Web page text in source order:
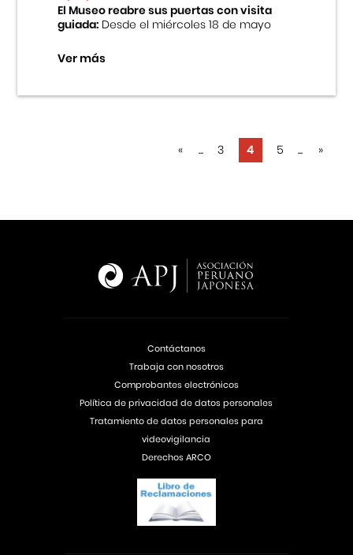
El Museo reabre sus puertas con visita
guiada:Desde el miércoles 18 de mayo
Ver más
« ... 3 4 5 ... »
Contáctanos
Trabaja con nosotros
Comprobantes electrónicos
Política de privacidad de datos personales
Tratamiento de datos personales para
videovigilancia
Derechos ARCO